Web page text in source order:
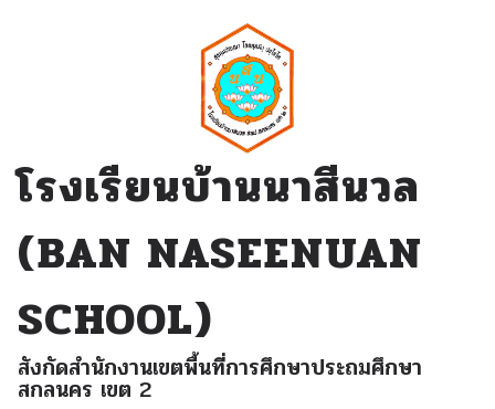
โรงเรียนบ้านนาสีนวล
(BAN NASEENUAN
SCHOOL)
สังกัดสำนักงานเขตพื้นที่การศึกษาประถมศึกษา
สกลนคร เขต 2